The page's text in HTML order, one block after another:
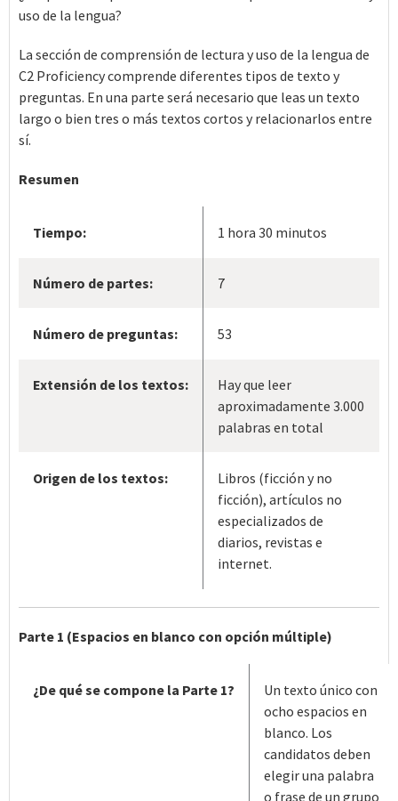
uso de la lengua?
La sección de comprensión de lectura y uso de la lengua de
C2 Proficiency comprende diferentes tipos de texto y
preguntas. En una parte será necesario que leas un texto
largo o bien tres o más textos cortos y relacionarlos entre
sí.
Resumen
Tiempo: 1 hora 30 minutos
Número de partes: 7
Número de preguntas: 53
Extensión de los textos:
Hay que leer
aproximadamente 3.000
palabras en total
Origen de los textos:
Libros (ficción y no
ficción), artículos no
especializados de
diarios, revistas e
internet.
Parte 1 (Espacios en blanco con opción múltiple)
¿De qué se compone la Parte 1?
Un texto único con
ocho espacios en
blanco. Los
candidatos deben
elegir una palabra
o frase de un grupo